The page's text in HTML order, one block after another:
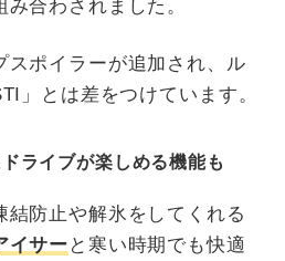
合わされました。
スポイラーが追加され、ル
」とは差をつけています。
ライブが楽しめる機能も
結防止や解氷をしてくれる
イサー と寒い時期でも快適